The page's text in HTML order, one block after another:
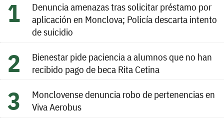
Denuncia amenazas tras solicitar préstamo por
aplicación en Monclova; Policía descarta intento
de suicidio
Bienestar pide paciencia a alumnos que no han
recibido pago de beca Rita Cetina
Monclovense denuncia robo de pertenencias en
Viva Aerobus